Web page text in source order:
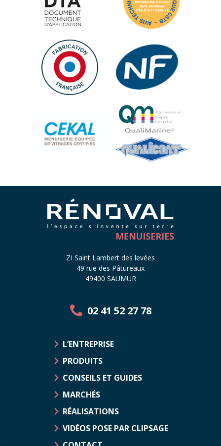
ZI Saint Lambert des levées
49 rue des Pâtureaux
49400 SAUMUR
02 41 52 27 78
L’ENTREPRISE
PRODUITS
CONSEILS ET GUIDES
MARCHÉS
RÉALISATIONS
VIDÉOS POSE PAR CLIPSAGE